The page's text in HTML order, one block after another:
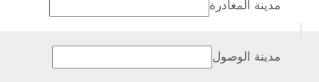
مدينة المغادرة
مدينة الوصول